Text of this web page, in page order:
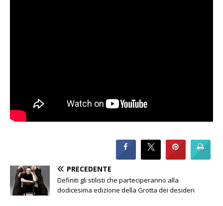
PRECEDENTE
Definiti gli stilisti che parteciperanno alla
dodicesima edizione della Grotta dei desideri